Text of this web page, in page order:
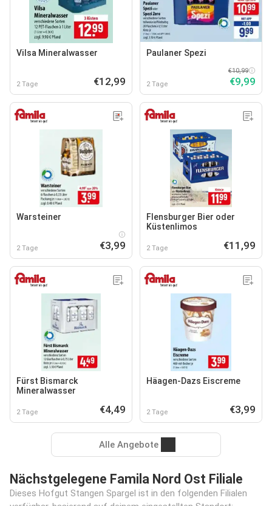
Vilsa Mineralwasser
2 Tage €12,99
Paulaner Spezi
2 Tage
€10,99
€9,99
Warsteiner
2 Tage €3,99
Flensburger Bier oder
Küstenlimos
2 Tage €11,99
Fürst Bismarck
Mineralwasser
2 Tage €4,49
Häagen-Dazs Eiscreme
2 Tage €3,99
Alle Angebote
Nächstgelegene Famila Nord Ost Filiale
Dieses Hofgut Stangen Spargel ist in den folgenden Filialen